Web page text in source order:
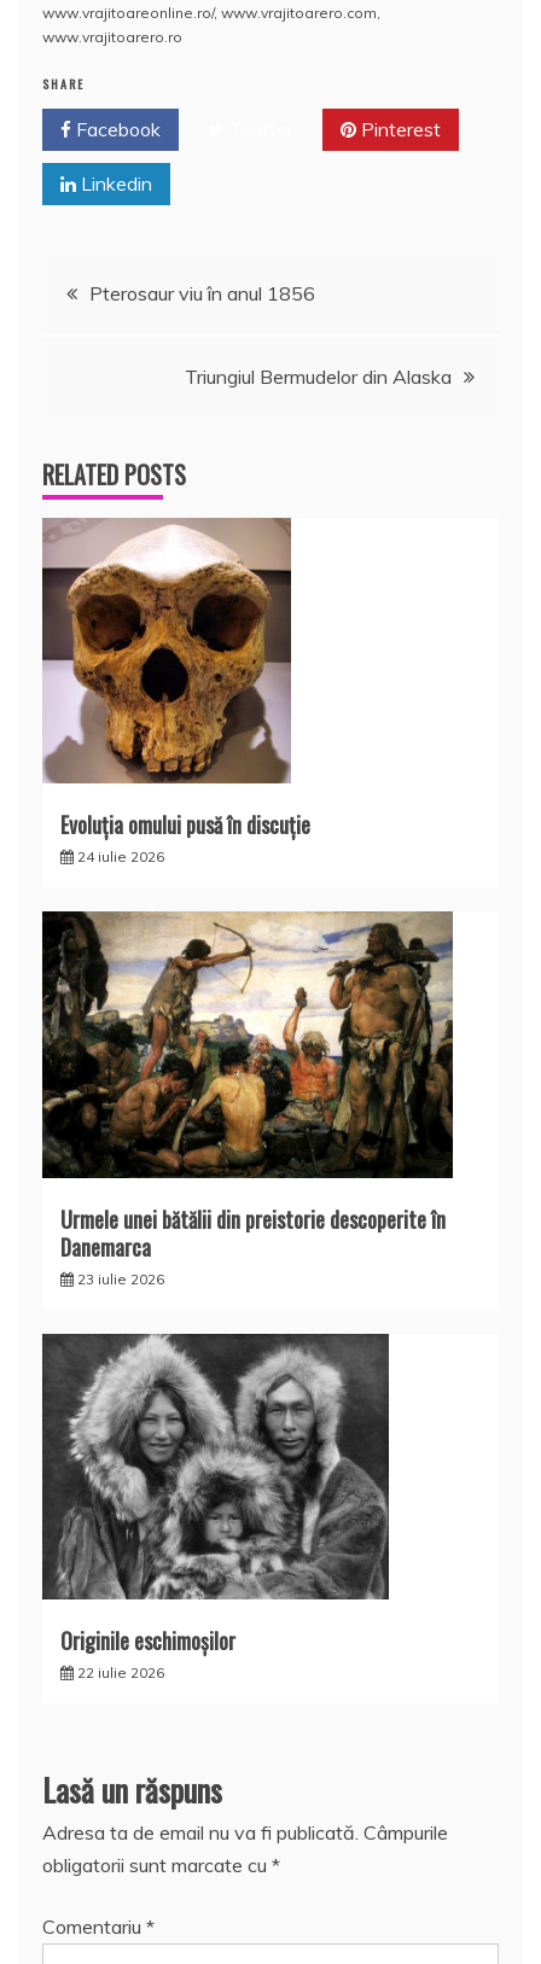
www.vrajitoareonline.ro/, www.vrajitoarero.com,
www.vrajitoarero.ro
SHARE
Facebook Pinterest
Linkedin
Navigare
Pterosaur viu în anul 1856
Triungiul Bermudelor din Alaska
RELATED POSTS
Evoluţia omului pusă în discuţie
24 iulie 2026
Urmele unei bătălii din preistorie descoperite în
Danemarca
23 iulie 2026
Originile eschimoşilor
22 iulie 2026
Lasă un răspuns
Adresa ta de email nu va fi publicată. Câmpurile
obligatorii sunt marcate cu *
Comentariu *